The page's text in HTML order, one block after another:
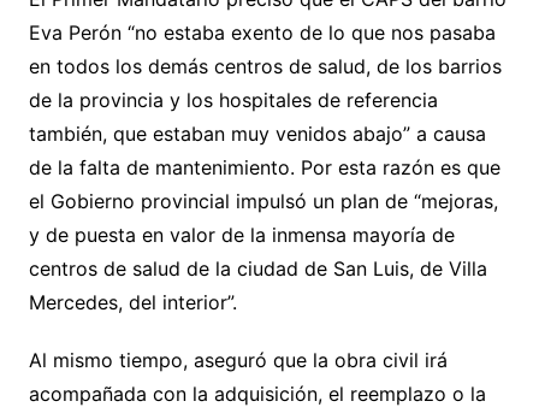
Eva Perón “no estaba exento de lo que nos pasaba
en todos los demás centros de salud, de los barrios
de la provincia y los hospitales de referencia
también, que estaban muy venidos abajo” a causa
de la falta de mantenimiento. Por esta razón es que
el Gobierno provincial impulsó un plan de “mejoras,
y de puesta en valor de la inmensa mayoría de
centros de salud de la ciudad de San Luis, de Villa
Mercedes, del interior”.
Al mismo tiempo, aseguró que la obra civil irá
acompañada con la adquisición, el reemplazo o la